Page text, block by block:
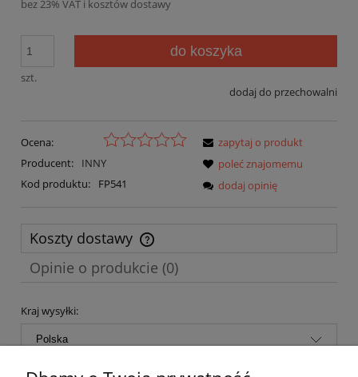
bez 23% VAT i kosztów dostawy
szt.
do koszyka
dodaj do przechowalni
Ocena:
Producent:
INNY
Kod produktu:
FP541
zapytaj o produkt
poleć znajomemu
dodaj opinię
Koszty dostawy
Cena nie zawiera ewentualnych kosztów płatności
Opinie o produkcie (0)
Kraj wysyłki: